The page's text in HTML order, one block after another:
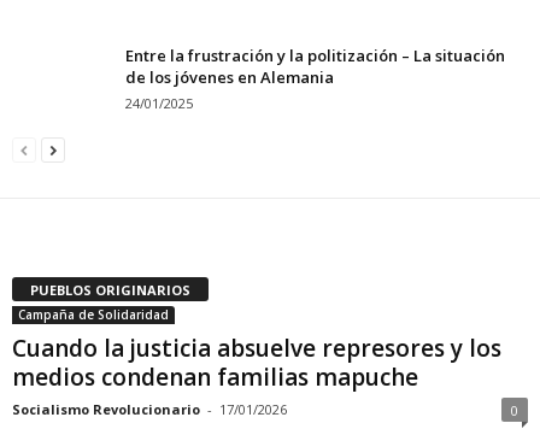
Entre la frustración y la politización – La situación
de los jóvenes en Alemania
24/01/2025
PUEBLOS ORIGINARIOS
Campaña de Solidaridad
Cuando la justicia absuelve represores y los
medios condenan familias mapuche
Socialismo Revolucionario - 17/01/2026 0